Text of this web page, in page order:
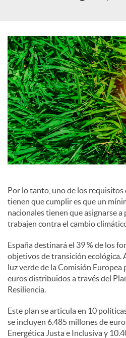
c
i
a
l
e
s
Por lo tanto, uno de los
tienen que cumplir es que un
nacionales tienen que asignarse
trabajen contra el cambio
España destinará el 39 % de los
objetivos de transición ecológica.
luz verde de la Comisión Europea
euros distribuidos a través del
Resiliencia.
Este plan se articula en 10
se incluyen 6.485 millones de
Energética Justa e Inclusiva y